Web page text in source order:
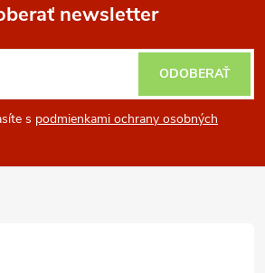
newsletter
s podmienkami ochrany osobných
ODOBERAŤ